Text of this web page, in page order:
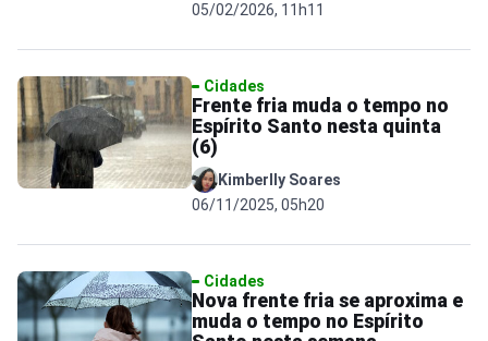
05/02/2026, 11h11
Cidades
Frente fria muda o tempo no
Espírito Santo nesta quinta
(6)
Kimberlly Soares
06/11/2025, 05h20
Cidades
Nova frente fria se aproxima e
muda o tempo no Espírito